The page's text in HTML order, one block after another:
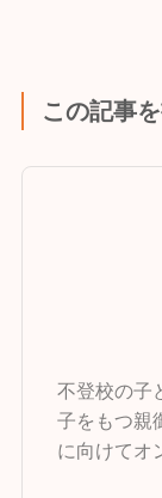
この記事
不登校の子
子をもつ親
に向けてオ